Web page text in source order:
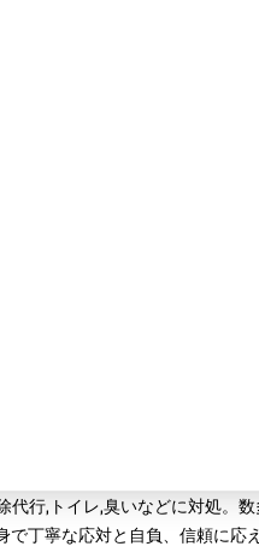
行,トイレ,臭いなどに対処。
丁寧な応対と自負、信頼に応